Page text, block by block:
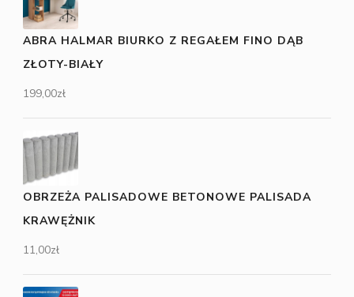
ABRA HALMAR BIURKO Z REGAŁEM FINO DĄB
ZŁOTY-BIAŁY
199,00zł
OBRZEŻA PALISADOWE BETONOWE PALISADA
KRAWĘŻNIK
11,00zł